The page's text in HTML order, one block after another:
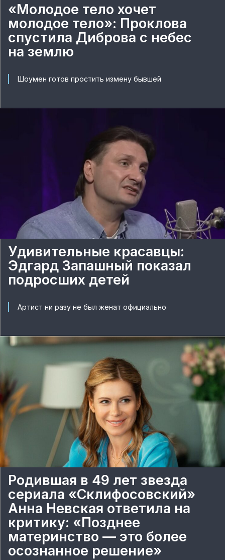
«Молодое тело хочет
молодое тело»: Проклова
спустила Диброва с небес
на землю
Шоумен готов простить измену бывшей
Удивительные красавцы:
Эдгард Запашный показал
подросших детей
Артист ни разу не был женат официально
Родившая в 49 лет звезда
сериала «Склифосовский»
Анна Невская ответила на
критику: «Позднее
материнство — это более
осознанное решение»